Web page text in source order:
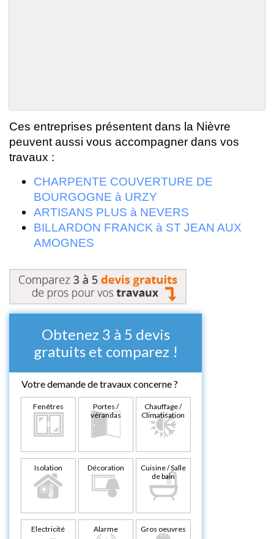
Ces entreprises présentent dans la Nièvre
peuvent aussi vous accompagner dans vos
travaux :
CHARPENTE COUVERTURE DE
BOURGOGNE à URZY
ARTISANS PLUS à NEVERS
BILLARDON FRANCK à ST JEAN AUX
AMOGNES
Obtenez 3 à 5 devis
gratuits et comparez !
Votre demande de travaux concerne ?
Fenêtres
Portes /
vérandas
Chauffage /
Climatisation
Isolation Décoration
Cuisine / Salle
de bain
Electricité Alarme Gros oeuvres